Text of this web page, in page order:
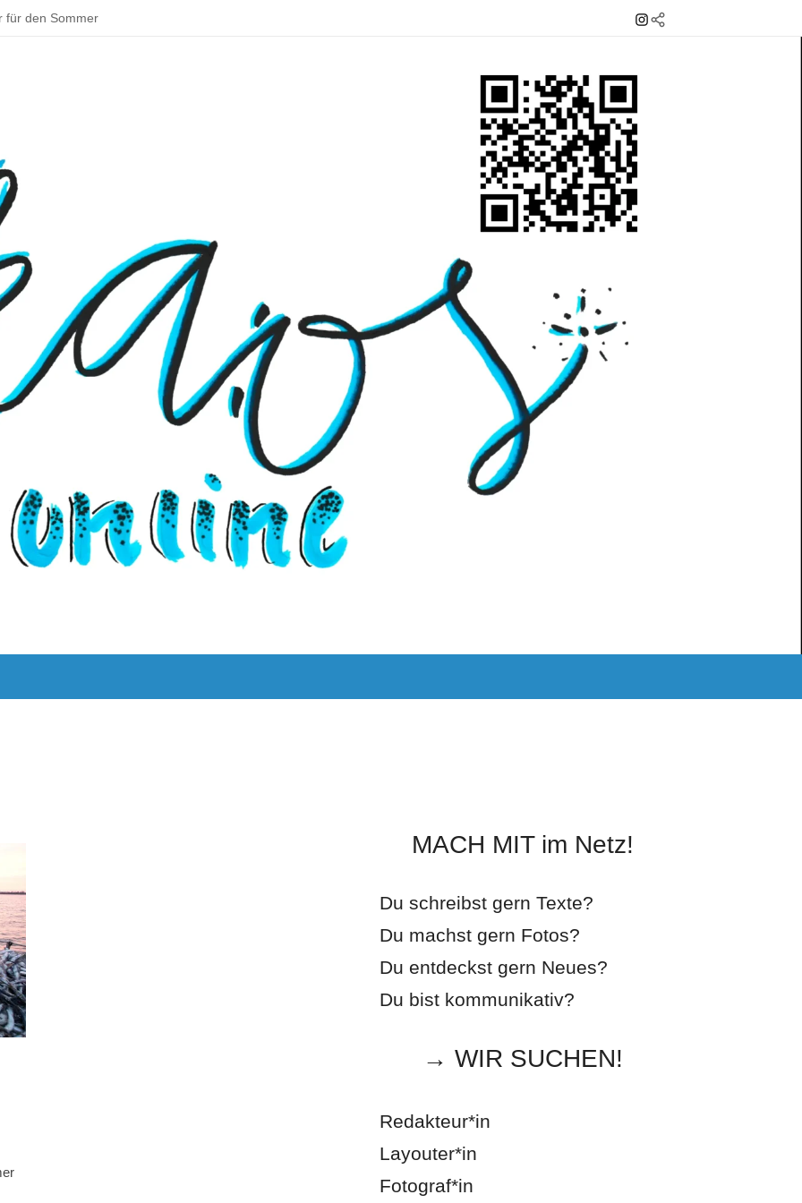
für den Sommer
beim Schulfest
Rund um Jena
muss in Deutschland Gewerbe anmelden
ins Klassenzimmer: Das Praxissemester
Schulmensa beginnt
und Wissenswertes über Doping
Instagram
MACH MIT im Netz!
Du schreibst gern Texte?
Du machst gern Fotos?
Du entdeckst gern Neues?
Du bist kommunikativ?
→ WIR SUCHEN!
Redakteur*in
Layouter*in
Fotograf*in